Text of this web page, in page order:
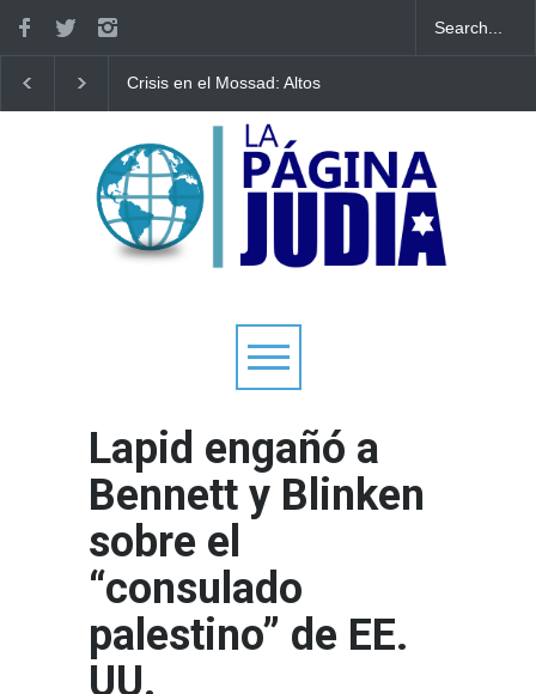
Crisis en el Mossad: Altos
contra el director Roman
reorganización de Irán
víctimas de un ataque
creciente hostilidad en toda
Europa
Lapid engañó a
Bennett y Blinken
sobre el
“consulado
palestino” de EE.
UU.